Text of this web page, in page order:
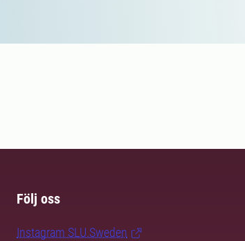
Följ oss
Instagram SLU.Sweden